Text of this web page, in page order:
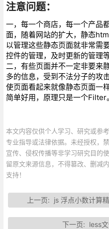
注意问题：
一，每一个商店，每一个产品
面，随着网站的扩大，静态
以管理这些静态页面就非常需
控件的管理，及时更新的管
二，有些页面并不一定非要来
多的信息，受到不法分子的攻
使页面看起来就像静态页面一
简单好用，原理只是一个Filter。
本文内容仅供个人学习、研究或参
专业指导或法律依据。未经授权，
宣传、侵权传播等非学习研究目的
留原文来源信息，不得篡改、删减
支持！
上一页: js 浮点小数计算
下一页: less